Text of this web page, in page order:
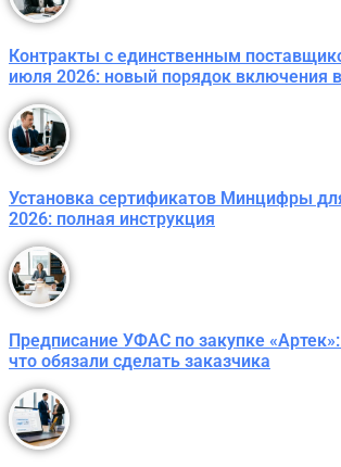
Контракты с единственным
июля 2026: новый порядок включения
Установка сертификатов Минцифры
2026: полная инструкция
Предписание УФАС по закупке
что обязали сделать заказчика